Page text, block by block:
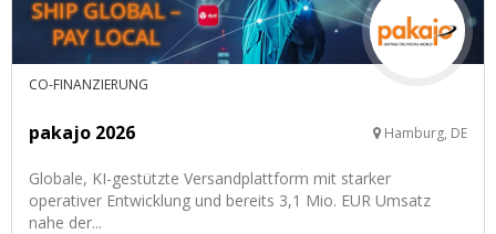
CO-FINANZIERUNG
pakajo 2026 Hamburg, DE
Globale, KI-gestützte Versandplattform mit starker
operativer Entwicklung und bereits 3,1 Mio. EUR Umsatz
nahe der...